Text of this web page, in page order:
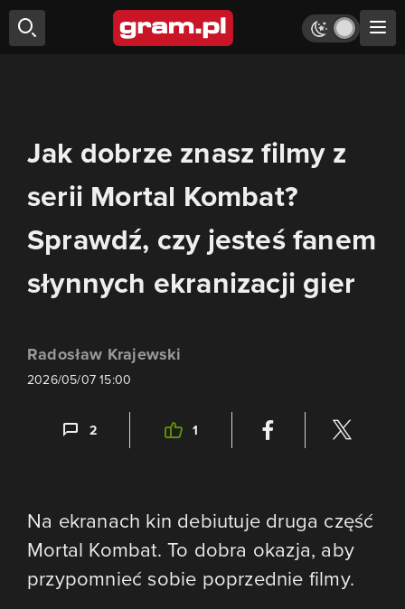
Jak dobrze znasz filmy z
serii Mortal Kombat?
Sprawdź, czy jesteś fanem
słynnych ekranizacji gier
Radosław Krajewski
2026/05/07 15:00
2 1
Na ekranach kin debiutuje druga część
Mortal Kombat. To dobra okazja, aby
przypomnieć sobie poprzednie filmy.